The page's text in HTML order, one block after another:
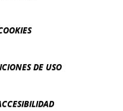
DE USO